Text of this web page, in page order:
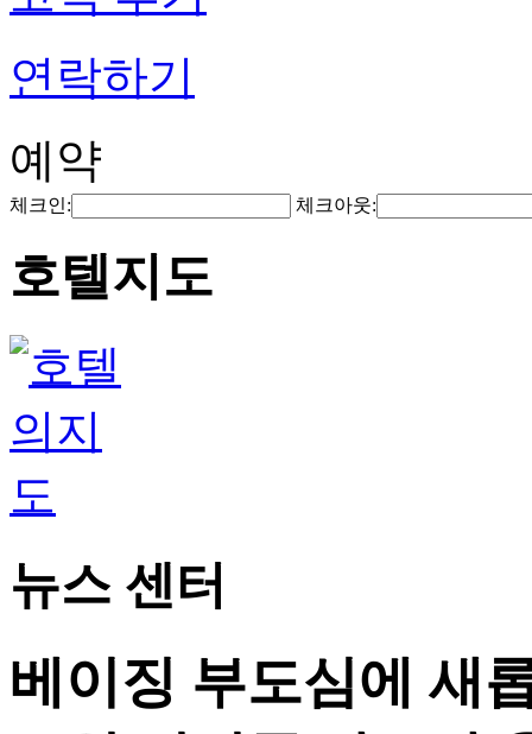
연락하기
예약
체크인: 체크아웃:
호텔지도
뉴스 센터
베이징 부도심에 새